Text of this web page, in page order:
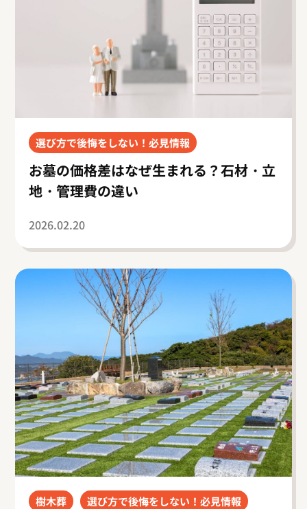
選び方で後悔をしない！必見情報
お墓の価格差はなぜ生まれる？石材・立
地・管理費の違い
2026.02.20
樹木葬 選び方で後悔をしない！必見情報